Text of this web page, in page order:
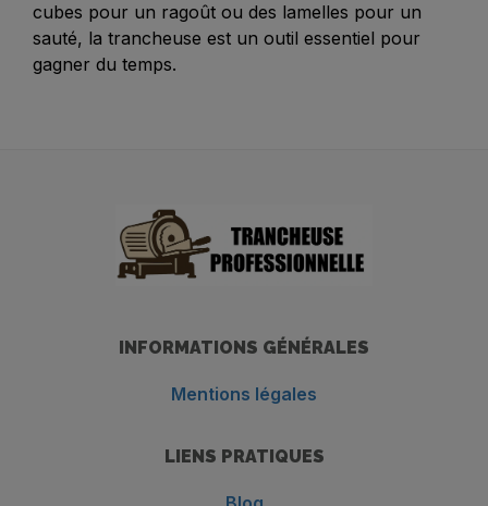
cubes pour un ragoût ou des lamelles pour un
sauté, la trancheuse est un outil essentiel pour
gagner du temps.
INFORMATIONS GÉNÉRALES
Mentions légales
LIENS PRATIQUES